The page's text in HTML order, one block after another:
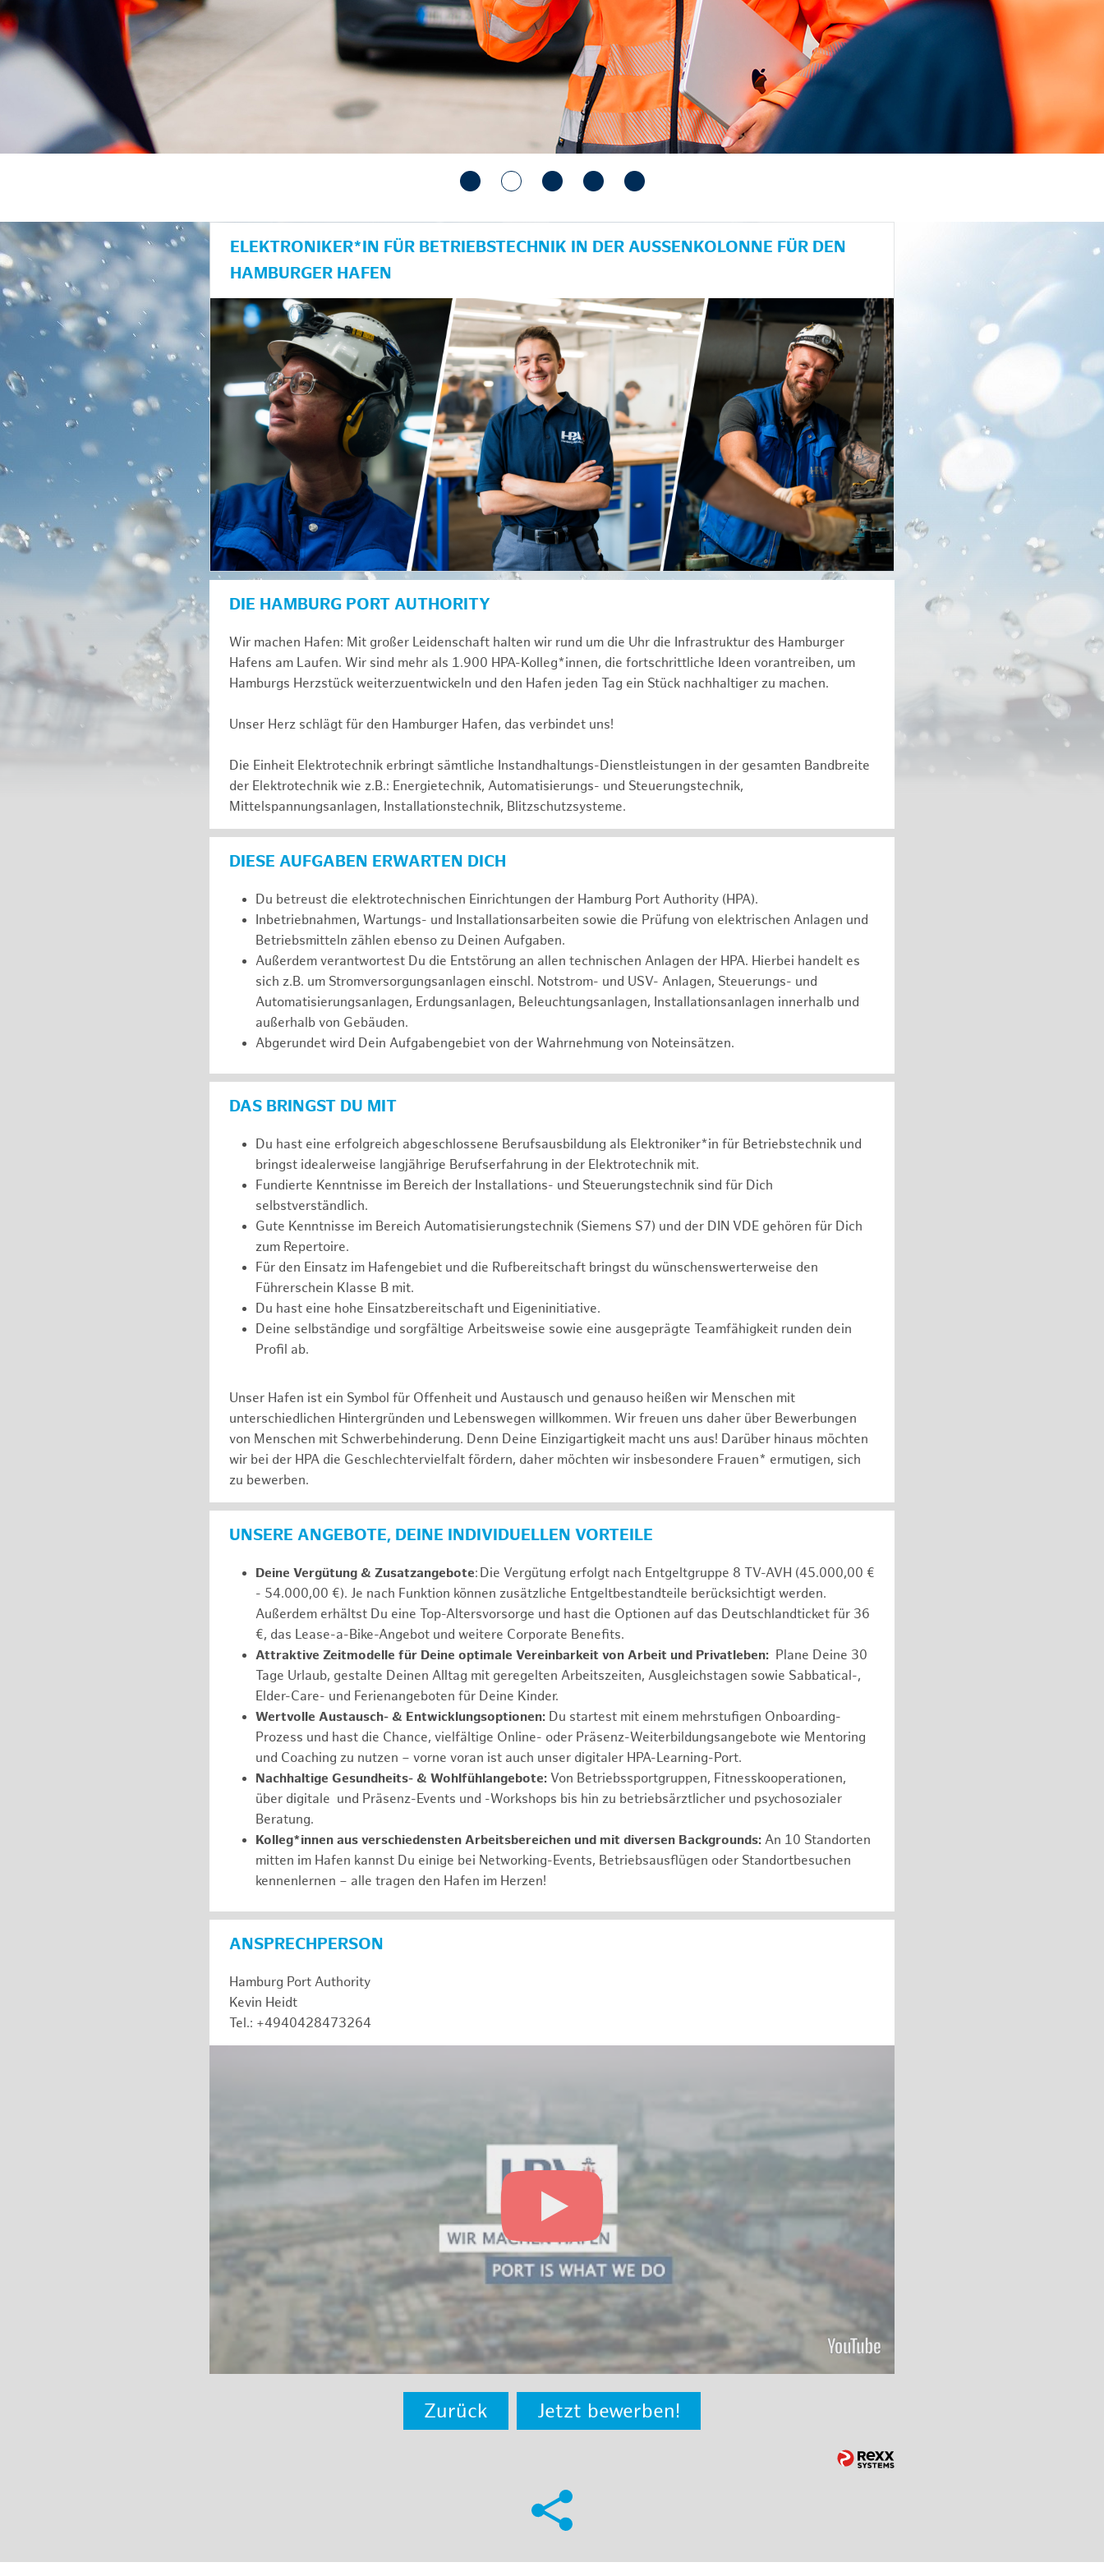
anzeigen/schließen
ELEKTRONIKER*IN FÜR BETRIEBSTECHNIK IN DER AUSSENKOLONNE FÜR DEN H
AMBURGER HAFEN
DIE HAMBURG PORT AUTHORITY
Wir machen Hafen: Mit großer Leidenschaft halten wir rund um die Uhr die Infrastruktur des Hamburger
Hafens am Laufen. Wir sind mehr als 1.900 HPA-Kolleg*innen, die fortschrittliche Ideen vorantreiben, um
Hamburgs Herzstück weiterzuentwickeln und den Hafen jeden Tag ein Stück nachhaltiger zu machen.
Unser Herz schlägt für den Hamburger Hafen, das verbindet uns!
Die Einheit Elektrotechnik erbringt sämtliche Instandhaltungs-Dienstleistungen in der gesamten Bandbreite
der Elektrotechnik wie z.B.: Energietechnik, Automatisierungs- und Steuerungstechnik,
Mittelspannungsanlagen, Installationstechnik, Blitzschutzsysteme.
DIESE AUFGABEN ERWARTEN DICH
Du betreust die elektrotechnischen Einrichtungen der Hamburg Port Authority (HPA).
Inbetriebnahmen, Wartungs- und Installationsarbeiten sowie die Prüfung von elektrischen Anlagen und
Betriebsmitteln zählen ebenso zu Deinen Aufgaben.
Außerdem verantwortest Du die Entstörung an allen technischen Anlagen der HPA. Hierbei handelt es
sich z.B. um Stromversorgungsanlagen einschl. Notstrom- und USV- Anlagen, Steuerungs- und
Automatisierungsanlagen, Erdungsanlagen, Beleuchtungsanlagen, Installationsanlagen innerhalb und
außerhalb von Gebäuden.
Abgerundet wird Dein Aufgabengebiet von der Wahrnehmung von Noteinsätzen.
DAS BRINGST DU MIT
Du hast eine erfolgreich abgeschlossene Berufsausbildung als Elektroniker*in für Betriebstechnik und
bringst idealerweise langjährige Berufserfahrung in der Elektrotechnik mit.
Fundierte Kenntnisse im Bereich der Installations- und Steuerungstechnik sind für Dich
selbstverständlich.
Gute Kenntnisse im Bereich Automatisierungstechnik (Siemens S7) und der DIN VDE gehören für Dich
zum Repertoire.
Für den Einsatz im Hafengebiet und die Rufbereitschaft bringst du wünschenswerterweise den
Führerschein Klasse B mit.
Du hast eine hohe Einsatzbereitschaft und Eigeninitiative.
Deine selbständige und sorgfältige Arbeitsweise sowie eine ausgeprägte Teamfähigkeit runden dein
Profil ab.
Unser Hafen ist ein Symbol für Offenheit und Austausch und genauso heißen wir Menschen mit
unterschiedlichen Hintergründen und Lebenswegen willkommen. Wir freuen uns daher über Bewerbungen
von Menschen mit Schwerbehinderung. Denn Deine Einzigartigkeit macht uns aus! Darüber hinaus möchten
wir bei der HPA die Geschlechtervielfalt fördern, daher möchten wir insbesondere Frauen* ermutigen, sich
zu bewerben.
UNSERE ANGEBOTE, DEINE INDIVIDUELLEN VORTEILE
Deine Vergütung & Zusatzangebote: Die Vergütung erfolgt nach Entgeltgruppe 8 TV-AVH (45.000,00 €
- 54.000,00 €). Je nach Funktion können zusätzliche Entgeltbestandteile berücksichtigt werden.
Außerdem erhältst Du eine Top-Altersvorsorge und hast die Optionen auf das Deutschlandticket für 36
€, das Lease-a-Bike-Angebot und weitere Corporate Benefits.
Attraktive Zeitmodelle für Deine optimale Vereinbarkeit von Arbeit und Privatleben: Plane Deine 30
Tage Urlaub, gestalte Deinen Alltag mit geregelten Arbeitszeiten, Ausgleichstagen sowie Sabbatical-,
Elder-Care- und Ferienangeboten für Deine Kinder.
Wertvolle Austausch- & Entwicklungsoptionen: Du startest mit einem mehrstufigen Onboarding-
Prozess und hast die Chance, vielfältige Online- oder Präsenz-Weiterbildungsangebote wie Mentoring
und Coaching zu nutzen – vorne voran ist auch unser digitaler HPA-Learning-Port.
Nachhaltige Gesundheits- & Wohlfühlangebote: Von Betriebssportgruppen, Fitnesskooperationen,
über digitale und Präsenz-Events und -Workshops bis hin zu betriebsärztlicher und psychosozialer
Beratung.
Kolleg*innen aus verschiedensten Arbeitsbereichen und mit diversen Backgrounds: An 10 Standorten
mitten im Hafen kannst Du einige bei Networking-Events, Betriebsausflügen oder Standortbesuchen
kennenlernen – alle tragen den Hafen im Herzen!
ANSPRECHPERSON
Hamburg Port Authority
Kevin Heidt
Tel.: +4940428473264
Zurück Jetzt bewerben!